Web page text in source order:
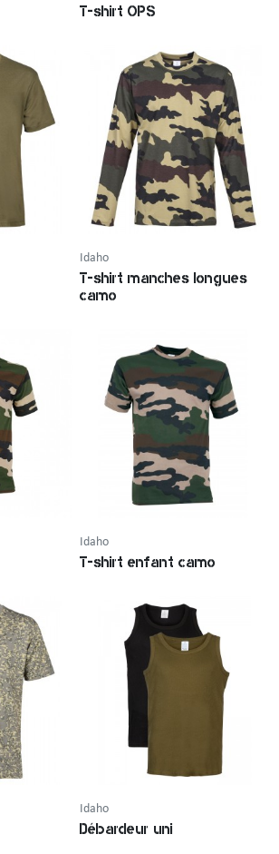
T-shirt OPS
Idaho
T-shirt manches longues
camo
Idaho
T-shirt enfant camo
Idaho
Débardeur uni